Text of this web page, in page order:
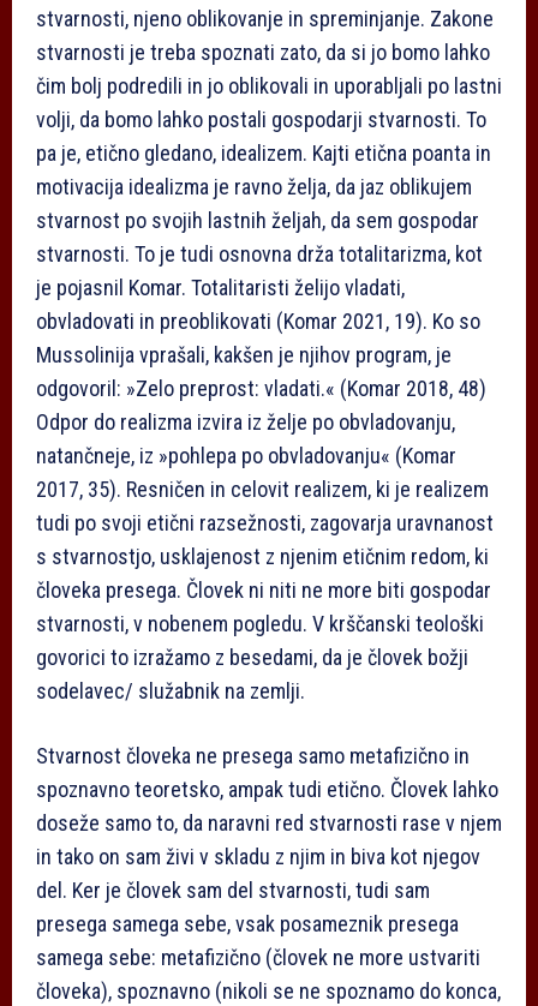
stvarnosti, njeno oblikovanje in spreminjanje. Zakone
stvarnosti je treba spoznati zato, da si jo bomo lahko
čim bolj podredili in jo oblikovali in uporabljali po lastni
volji, da bomo lahko postali gospodarji stvarnosti. To
pa je, etično gledano, idealizem. Kajti etična poanta in
motivacija idealizma je ravno želja, da jaz oblikujem
stvarnost po svojih lastnih željah, da sem gospodar
stvarnosti. To je tudi osnovna drža totalitarizma, kot
je pojasnil Komar. Totalitaristi želijo vladati,
obvladovati in preoblikovati (Komar 2021, 19). Ko so
Mussolinija vprašali, kakšen je njihov program, je
odgovoril: »Zelo preprost: vladati.« (Komar 2018, 48)
Odpor do realizma izvira iz želje po obvladovanju,
natančneje, iz »pohlepa po obvladovanju« (Komar
2017, 35). Resničen in celovit realizem, ki je realizem
tudi po svoji etični razsežnosti, zagovarja uravnanost
s stvarnostjo, usklajenost z njenim etičnim redom, ki
človeka presega. Človek ni niti ne more biti gospodar
stvarnosti, v nobenem pogledu. V krščanski teološki
govorici to izražamo z besedami, da je človek božji
sodelavec/ služabnik na zemlji.
Stvarnost človeka ne presega samo metafizično in
spoznavno teoretsko, ampak tudi etično. Človek lahko
doseže samo to, da naravni red stvarnosti rase v njem
in tako on sam živi v skladu z njim in biva kot njegov
del. Ker je človek sam del stvarnosti, tudi sam
presega samega sebe, vsak posameznik presega
samega sebe: metafizično (človek ne more ustvariti
človeka), spoznavno (nikoli se ne spoznamo do konca,